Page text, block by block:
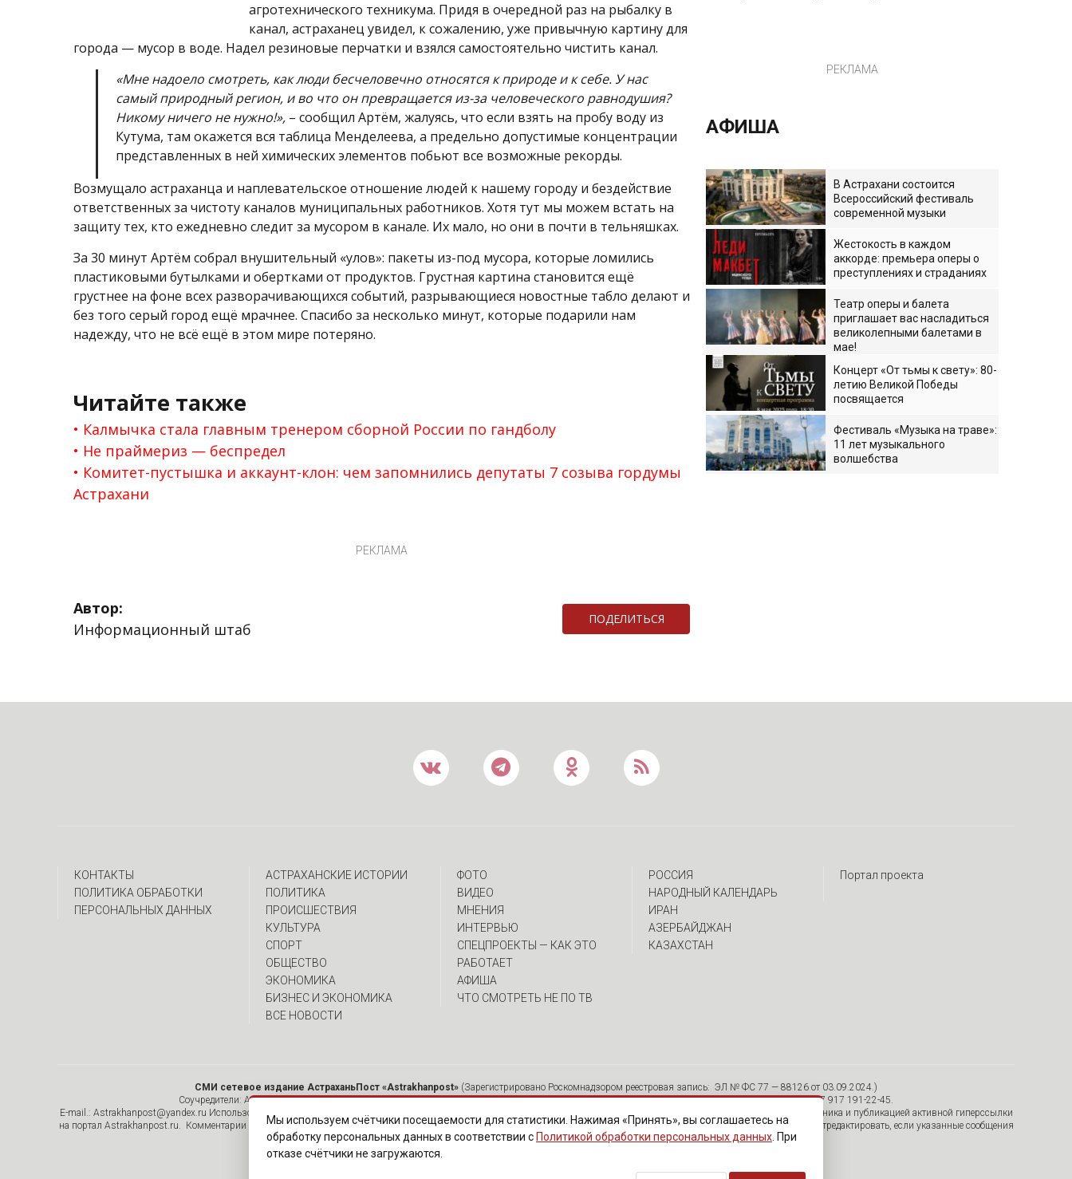
агротехнического техникума. Придя в очередной раз на рыбалку в
канал, астраханец увидел, к сожалению, уже привычную картину для
города — мусор в воде. Надел резиновые перчатки и взялся самостоятельно чистить канал.
«Мне надоело смотреть, как люди бесчеловечно относятся к природе и к себе. У нас
самый природный регион, и во что он превращается из-за человеческого равнодушия?
Никому ничего не нужно!», – сообщил Артём, жалуясь, что если взять на пробу воду из
Кутума, там окажется вся таблица Менделеева, а предельно допустимые концентрации
представленных в ней химических элементов побьют все возможные рекорды.
Возмущало астраханца и наплевательское отношение людей к нашему городу и бездействие
ответственных за чистоту каналов муниципальных работников. Хотя тут мы можем встать на
защиту тех, кто ежедневно следит за мусором в канале. Их мало, но они в почти в тельняшках.
За 30 минут Артём собрал внушительный «улов»: пакеты из-под мусора, которые ломились
пластиковыми бутылками и обертками от продуктов. Грустная картина становится ещё
грустнее на фоне всех разворачивающихся событий, разрывающиеся новостные табло делают и
без того серый город ещё мрачнее. Спасибо за несколько минут, которые подарили нам
надежду, что не всё ещё в этом мире потеряно.
Читайте также
Калмычка стала главным тренером сборной России по гандболу
Не праймериз — беспредел
Комитет-пустышка и аккаунт-клон: чем запомнились депутаты 7 созыва гордумы
Астрахани
РЕКЛАМА
Автор:
Информационный штаб
ПОДЕЛИТЬСЯ
РЕКЛАМА
АФИША
В Астрахани состоится
Всероссийский фестиваль
современной музыки
Жестокость в каждом
аккорде: премьера оперы о
преступлениях и страданиях
Театр оперы и балета
приглашает вас насладиться
великолепными балетами в
мае!
Концерт «От тьмы к свету»: 80-
летию Великой Победы
посвящается
Фестиваль «Музыка на траве»:
11 лет музыкального
волшебства
КОНТАКТЫ
ПОЛИТИКА ОБРАБОТКИ
ПЕРСОНАЛЬНЫХ ДАННЫХ
АСТРАХАНСКИЕ ИСТОРИИ
ПОЛИТИКА
ПРОИСШЕСТВИЯ
КУЛЬТУРА
СПОРТ
ОБЩЕСТВО
ЭКОНОМИКА
БИЗНЕС И ЭКОНОМИКА
ВСЕ НОВОСТИ
ФОТО
ВИДЕО
МНЕНИЯ
ИНТЕРВЬЮ
CПЕЦПРОЕКТЫ — КАК ЭТО
РАБОТАЕТ
АФИША
ЧТО СМОТРЕТЬ НЕ ПО ТВ
РОССИЯ
НАРОДНЫЙ КАЛЕНДАРЬ
ИРАН
АЗЕРБАЙДЖАН
КАЗАХСТАН
Портал проекта
СМИ сетевое издание АстраханьПост «Astrakhanpost» (Зарегистрировано Роскомнадзором реестровая запись: ЭЛ № ФС 77 — 88126 от 03.09.2024.)
Соучредители: Алымов А.Н. , ИП Асадулин Ю.А. Главный редактор: Вербина А.В. Адрес: 414000, г. Астрахань, ул. Советская, 30/12, пом. 15 Тел. +7 917 191-22-45.
E-mail.: Astrakhanpost@yandex.ru Использование материалов, размещенных на страницах сетевого издания «Astrakhanpost», допускается исключительно с указанием источника и публикацией активной гиперссылки
на портал Astrakhanpost.ru. Комментарии читателей сайта размещаются без предварительного редактирования. Редакция оставляет за собой право удалить их с сайта или отредактировать, если указанные сообщения
нарушают законы РФ. «САЙТ ПРЕДНАЗНАЧЕН ДЛЯ АУДИТОРИИ 18+»
Мы используем счётчики посещаемости для статистики. Нажимая «Принять», вы соглашаетесь на
обработку персональных данных в соответствии с Политикой обработки персональных данных . При
отказе счётчики не загружаются.